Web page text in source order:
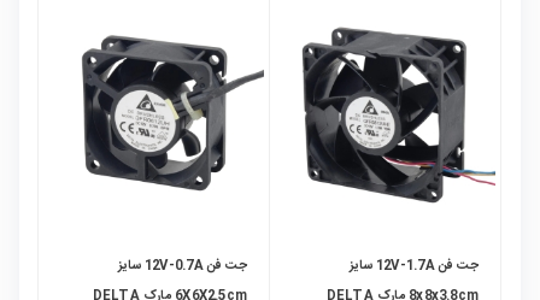
جت فن 12V-1.7A سایز
8x8x3.8cm مارک DELTA
جت فن 12V-0.7A سایز
6X6X2.5cm مارک DELTA